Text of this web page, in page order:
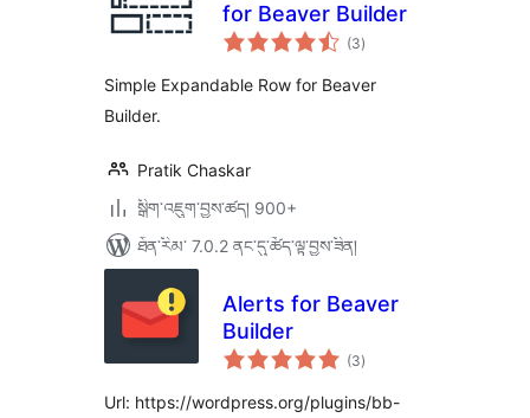
for Beaver Builder
(3གདེང་
འཇོག་
ཚང་།
)
Simple Expandable Row for Beaver
Builder.
Pratik Chaskar
སྒྲིག་འཇུག་བྱས་ཚད། 900+
ཐོན་རིམ་ 7.0.2 ནང་དུ་ཚོད་ལྟ་བྱས་ཟིན།
Alerts for Beaver
Builder
(3གདེང་
འཇོག་
ཚང་།
)
Url: https://wordpress.org/plugins/bb-